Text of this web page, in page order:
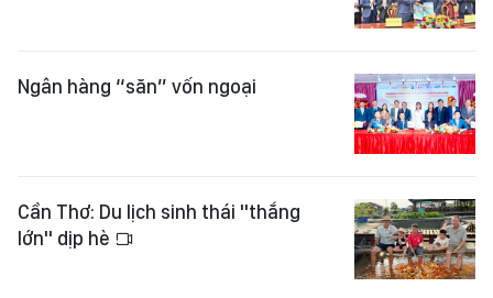
Ngân hàng “săn” vốn ngoại
Cần Thơ: Du lịch sinh thái "thắng
lớn" dịp hè